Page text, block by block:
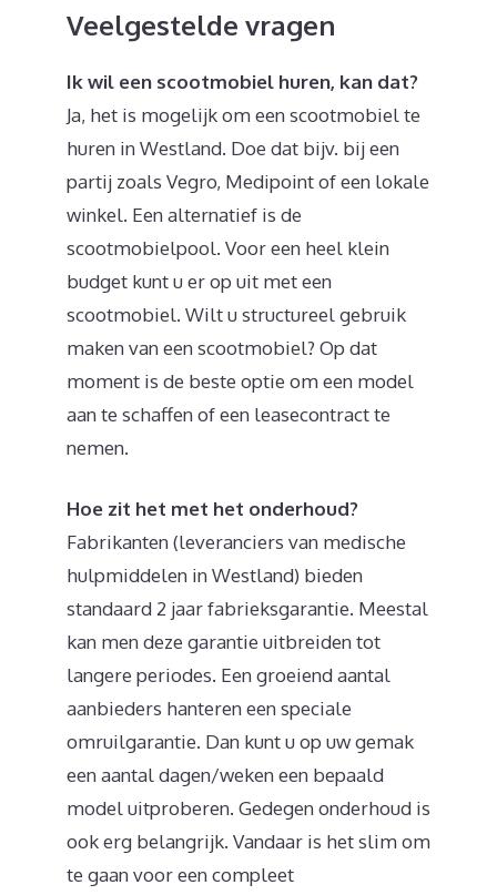
Veelgestelde vragen
Ik wil een scootmobiel huren, kan dat?
Ja, het is mogelijk om een scootmobiel te
huren in Westland. Doe dat bijv. bij een
partij zoals Vegro, Medipoint of een lokale
winkel. Een alternatief is de
scootmobielpool. Voor een heel klein
budget kunt u er op uit met een
scootmobiel. Wilt u structureel gebruik
maken van een scootmobiel? Op dat
moment is de beste optie om een model
aan te schaffen of een leasecontract te
nemen.
Hoe zit het met het onderhoud?
Fabrikanten (leveranciers van medische
hulpmiddelen in Westland) bieden
standaard 2 jaar fabrieksgarantie. Meestal
kan men deze garantie uitbreiden tot
langere periodes. Een groeiend aantal
aanbieders hanteren een speciale
omruilgarantie. Dan kunt u op uw gemak
een aantal dagen/weken een bepaald
model uitproberen. Gedegen onderhoud is
ook erg belangrijk. Vandaar is het slim om
te gaan voor een compleet